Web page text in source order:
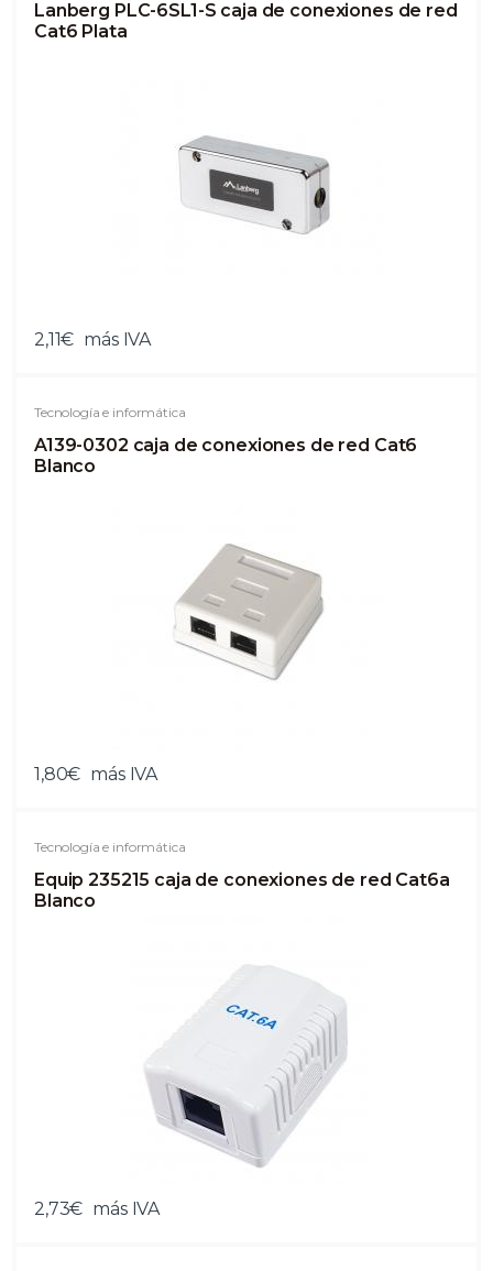
Lanberg PLC-6SL1-S caja de conexiones de red
Cat6 Plata
2,11€ más IVA
Tecnología e informática
A139-0302 caja de conexiones de red Cat6
Blanco
1,80€ más IVA
Tecnología e informática
Equip 235215 caja de conexiones de red Cat6a
Blanco
2,73€ más IVA